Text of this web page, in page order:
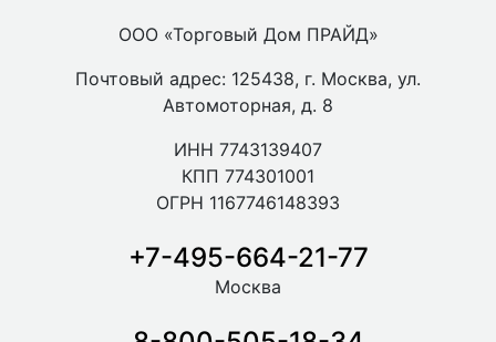
ООО «Торговый Дом ПРАЙД»
Почтовый адрес: 125438, г. Москва, ул.
Автомоторная, д. 8
ИНН 7743139407
КПП 774301001
ОГРН 1167746148393
+7-495-664-21-77
Москва